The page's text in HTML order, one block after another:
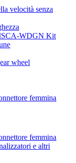
velocità senza
WDGN Kit
wheel
femmina
femmina
e altri